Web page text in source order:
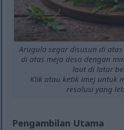
Arugula segar disusun di
di atas meja desa dengan
laut di latar
Klik atau ketik imej untuk
resolusi yang
Pengambilan Utama